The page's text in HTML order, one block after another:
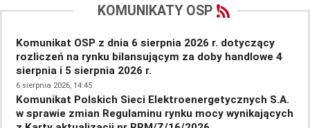
KOMUNIKATY OSP
Komunikat OSP z dnia 6 sierpnia 2026 r. dotyczący
rozliczeń na rynku bilansującym za doby handlowe 4
sierpnia i 5 sierpnia 2026 r.
6 sierpnia 2026, 14:45
Komunikat Polskich Sieci Elektroenergetycznych S.A.
w sprawie zmian Regulaminu rynku mocy wynikających